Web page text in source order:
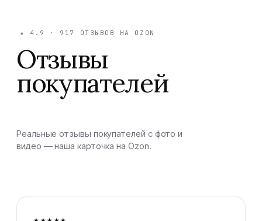
★ 4.9 · 917 ОТЗЫВОВ НА OZON
Отзывы
покупателей
Реальные отзывы покупателей с фото и
видео — наша карточка на Ozon.